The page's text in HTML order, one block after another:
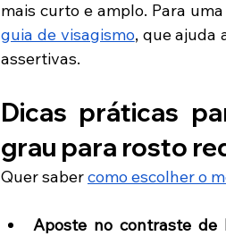
guia de visagismo, que ajuda
assertivas.
Dicas práticas
grau para rosto
Quer saber como escolher o
Aposte no contraste de